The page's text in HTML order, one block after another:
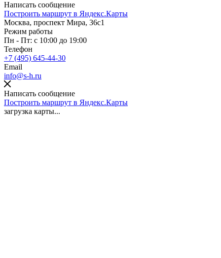
Написать сообщение
Построить маршрут в Яндекс.Карты
Москва, проспект Мира, 36с1
Режим работы
Пн - Пт: с 10:00 до 19:00
Телефон
+7 (495) 645-44-30
Email
info@s-h.ru
Написать сообщение
Построить маршрут в Яндекс.Карты
загрузка карты...